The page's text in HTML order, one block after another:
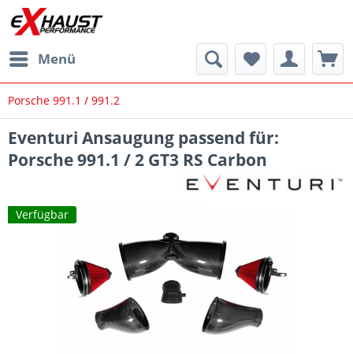
Menü
Porsche 991.1 / 991.2
Eventuri Ansaugung passend für:
Porsche 991.1 / 2 GT3 RS Carbon
Verfügbar